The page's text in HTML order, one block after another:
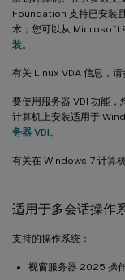
Foundation 支持已安装
术；您可以从 Microsoft
装。
有关 Linux VDA 信息，请
要使用服务器 VDI 功能
计算机上安装适用于
务器 VDI 。
有关在 Windows 7 计算
适用于多会话操作
支持的操作系统：
视窗服务器 2025 操